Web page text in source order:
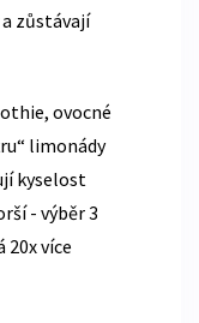
zůstávají
ovocné
limonády
kyselost
- výběr 3
více